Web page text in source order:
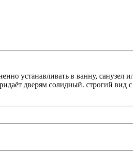
устанавливать в ванну, санузел
дверям солидный. строгий вид